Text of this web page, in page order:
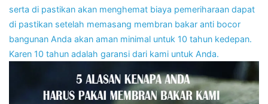
serta di pastikan akan menghemat biaya pemeriharaan dapat
di pastikan setelah memasang membran bakar anti bocor
bangunan Anda akan aman minimal untuk 10 tahun kedepan.
Karen 10 tahun adalah garansi dari kami untuk Anda.